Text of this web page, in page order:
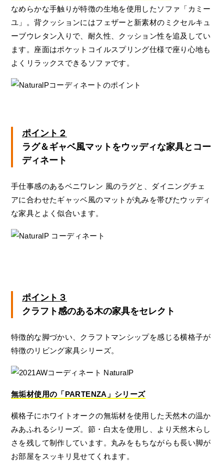
なめらかな手触りが特徴の生地を使用したソファ「カミー
ユ」。背クッションにはフェザーと新素材のミクセルキュ
ーブウレタン入りで、耐久性、クッション性を追及してい
ます。座面はポケットコイルスプリング仕様で座り心地も
よくリラックスできるソファです。
ポイント２
ラグ＆ギャベ風マットをウッディな家具とコー
ディネート
手仕事感のあるベニワレン 風のラグと、ダイニングチェ
アに合わせたギャッベ風のマットが丸みを帯びたウッディ
な家具とよく似合います。
ポイント３
クラフト感のある木の家具をセレクト
特徴的な脚づかい、クラフトマンシップを感じる横格子が
特徴のリビング家具シリーズ。
無垢材使用の「PARTENZA」シリーズ
横格子にホワイトオークの無垢材を使用した天然木の温か
みあふれるシリーズ。節・白太を使用し、より天然木らし
さを残して制作しています。丸みをもちながらも長い脚が
お部屋をスッキリ見せてくれます。